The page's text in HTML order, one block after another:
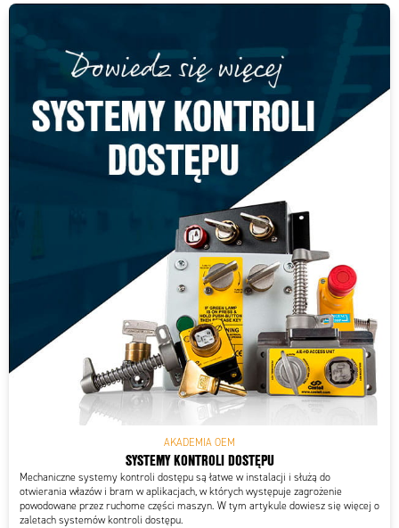
AKADEMIA OEM
SYSTEMY KONTROLI DOSTĘPU
Mechaniczne systemy kontroli dostępu są łatwe w instalacji i służą do
otwierania włazów i bram w aplikacjach, w których występuje zagrożenie
powodowane przez ruchome części maszyn. W tym artykule dowiesz się więcej o
zaletach systemów kontroli dostępu.